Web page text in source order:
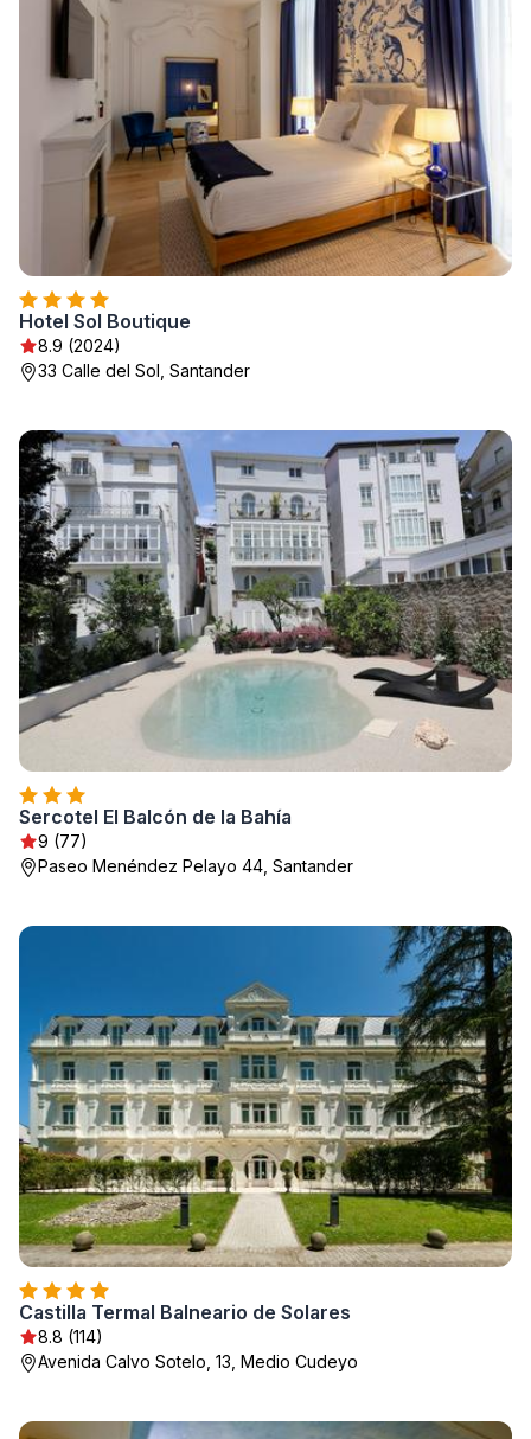
Hotel Sol Boutique
8.9 (2024)
33 Calle del Sol, Santander
Sercotel El Balcón de la Bahía
9 (77)
Paseo Menéndez Pelayo 44, Santander
Castilla Termal Balneario de Solares
8.8 (114)
Avenida Calvo Sotelo, 13, Medio Cudeyo